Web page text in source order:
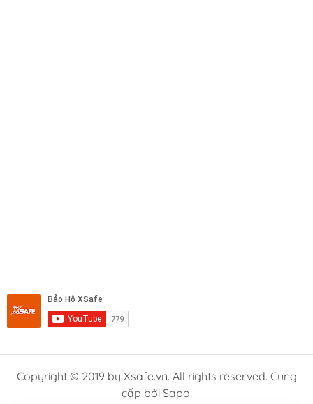
Copyright © 2019 by Xsafe.vn. All rights reserved. Cung
cấp bởi Sapo.